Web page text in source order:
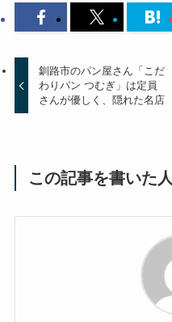
釧路市のパン屋さん「こだ
わりパン つむぎ」は定員
さんが優しく、隠れた名店
この記事を書いた人